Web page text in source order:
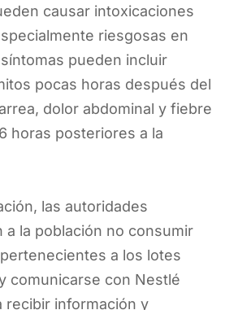
causar intoxicaciones
riesgosas en
pueden incluir
pocas horas después del
dolor abdominal y fiebre
horas posteriores a la
las autoridades
a la población no consumir
a los lotes
comunicarse con Nestlé
recibir información y